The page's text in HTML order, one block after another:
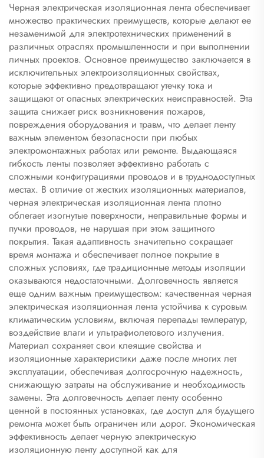
Черная электрическая изоляционная лента обеспечивает
множество практических преимуществ, которые делают ее
незаменимой для электротехнических применений в
различных отраслях промышленности и при выполнении
личных проектов. Основное преимущество заключается в
исключительных электроизоляционных свойствах,
которые эффективно предотвращают утечку тока и
защищают от опасных электрических неисправностей. Эта
защита снижает риск возникновения пожаров,
повреждения оборудования и травм, что делает ленту
важным элементом безопасности при любых
электромонтажных работах или ремонте. Выдающаяся
гибкость ленты позволяет эффективно работать с
сложными конфигурациями проводов и в труднодоступных
местах. В отличие от жестких изоляционных материалов,
черная электрическая изоляционная лента плотно
облегает изогнутые поверхности, неправильные формы и
пучки проводов, не нарушая при этом защитного
покрытия. Такая адаптивность значительно сокращает
время монтажа и обеспечивает полное покрытие в
сложных условиях, где традиционные методы изоляции
оказываются недостаточными. Долговечность является
еще одним важным преимуществом: качественная черная
электрическая изоляционная лента устойчива к суровым
климатическим условиям, включая перепады температур,
воздействие влаги и ультрафиолетового излучения.
Материал сохраняет свои клеящие свойства и
изоляционные характеристики даже после многих лет
эксплуатации, обеспечивая долгосрочную надежность,
снижающую затраты на обслуживание и необходимость
замены. Эта долговечность делает ленту особенно
ценной в постоянных установках, где доступ для будущего
ремонта может быть ограничен или дорог. Экономическая
эффективность делает черную электрическую
изоляционную ленту доступной как для